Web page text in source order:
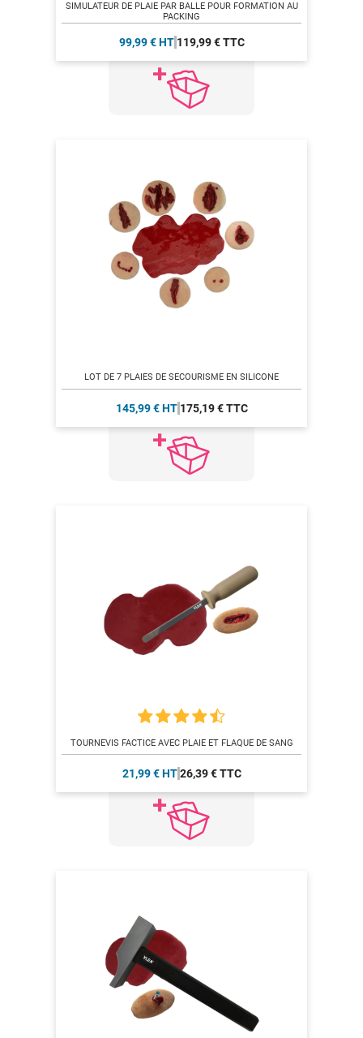
SIMULATEUR DE PLAIE PAR BALLE POUR FORMATION AU
PACKING
99,99 € HT 119,99 € TTC
LOT DE 7 PLAIES DE SECOURISME EN SILICONE
145,99 € HT 175,19 € TTC
TOURNEVIS FACTICE AVEC PLAIE ET FLAQUE DE SANG
21,99 € HT 26,39 € TTC